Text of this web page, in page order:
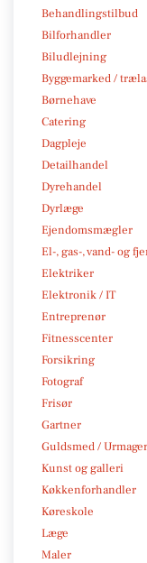
Behandlingstilbud
Bilforhandler
Biludlejning
Byggemarked /
Børnehave
Catering
Dagpleje
Detailhandel
Dyrehandel
Dyrlæge
Ejendomsmægler
El-, gas-, vand- og
Elektriker
Elektronik / IT
Entreprenør
Fitnesscenter
Forsikring
Fotograf
Frisør
Gartner
Guldsmed / Urmager
Kunst og galleri
Køkkenforhandler
Køreskole
Læge
Maler